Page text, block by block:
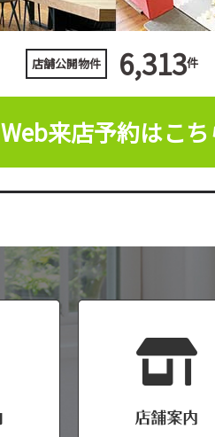
店舗公開物件 6,313件
Web来店予約はこち